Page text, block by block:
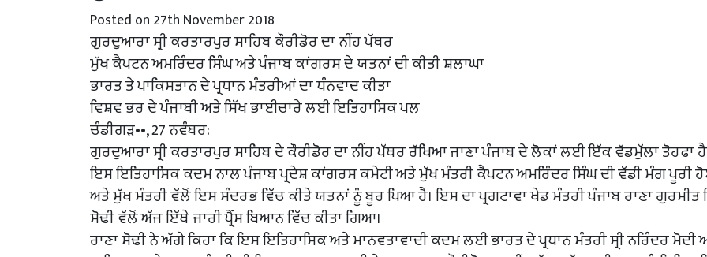
Posted on 27th November 2018
ਗੁਰਦੁਆਰਾ ਸ੍ਰੀ ਕਰਤਾਰਪੁਰ ਸਾਹਿਬ ਕੌਰੀਡੋਰ ਦਾ ਨੀਂਹ ਪੱਥਰ
ਮੁੱਖ ਕੈਪਟਨ ਅਮਰਿੰਦਰ ਸਿੰਘ ਅਤੇ ਪੰਜਾਬ ਕਾਂਗਰਸ ਦੇ ਯਤਨਾਂ ਦੀ ਕੀਤੀ ਸ਼ਲਾਘਾ
ਭਾਰਤ ਤੇ ਪਾਕਿਸਤਾਨ ਦੇ ਪ੍ਰਧਾਨ ਮੰਤਰੀਆਂ ਦਾ ਧੰਨਵਾਦ ਕੀਤਾ
ਵਿਸ਼ਵ ਭਰ ਦੇ ਪੰਜਾਬੀ ਅਤੇ ਸਿੱਖ ਭਾਈਚਾਰੇ ਲਈ ਇਤਿਹਾਸਿਕ ਪਲ
ਚੰਡੀਗੜ••, 27 ਨਵੰਬਰ:
ਗੁਰਦੁਆਰਾ ਸ੍ਰੀ ਕਰਤਾਰਪੁਰ ਸਾਹਿਬ ਦੇ ਕੌਰੀਡੋਰ ਦਾ ਨੀਂਹ ਪੱਥਰ ਰੱਖਿਆ ਜਾਣਾ ਪੰਜਾਬ ਦੇ ਲੋਕਾਂ ਲਈ ਇੱਕ ਵੱਡਮੁੱਲਾ ਤੋਹਫਾ
ਇਸ ਇਤਿਹਾਸਿਕ ਕਦਮ ਨਾਲ ਪੰਜਾਬ ਪ੍ਰਦੇਸ਼ ਕਾਂਗਰਸ ਕਮੇਟੀ ਅਤੇ ਮੁੱਖ ਮੰਤਰੀ ਕੈਪਟਨ ਅਮਰਿੰਦਰ ਸਿੰਘ ਦੀ ਵੱਡੀ ਮੰਗ ਪੂਰੀ
ਅਤੇ ਮੁੱਖ ਮੰਤਰੀ ਵੱਲੋਂ ਇਸ ਸੰਦਰਭ ਵਿੱਚ ਕੀਤੇ ਯਤਨਾਂ ਨੂੰ ਬੂਰ ਪਿਆ ਹੈ। ਇਸ ਦਾ ਪ੍ਰਗਟਾਵਾ ਖੇਡ ਮੰਤਰੀ ਪੰਜਾਬ ਰਾਣਾ ਗੁਰਮੀਤ
ਸੋਢੀ ਵੱਲੋਂ ਅੱਜ ਇੱਥੇ ਜਾਰੀ ਪ੍ਰੈੱਸ ਬਿਆਨ ਵਿੱਚ ਕੀਤਾ ਗਿਆ।
ਰਾਣਾ ਸੋਢੀ ਨੇ ਅੱਗੇ ਕਿਹਾ ਕਿ ਇਸ ਇਤਿਹਾਸਿਕ ਅਤੇ ਮਾਨਵਤਾਵਾਦੀ ਕਦਮ ਲਈ ਭਾਰਤ ਦੇ ਪ੍ਰਧਾਨ ਮੰਤਰੀ ਸ੍ਰੀ ਨਰਿੰਦਰ ਮੋਦੀ